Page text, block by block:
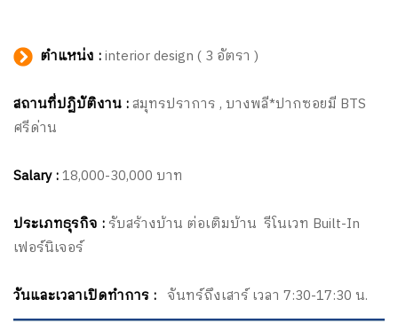
ตำแหน่ง :interior design ( 3 อัตรา )
สถานที่ปฏิบัติงาน :สมุทรปราการ , บางพลี*ปากซอยมี BTS
ศรีด่าน
Salary :18,000-30,000 บาท
ประเภทธุรกิจ :รับสร้างบ้าน ต่อเติมบ้าน รีโนเวท Built-In
เฟอร์นิเจอร์
วันและเวลาเปิดทำการ : จันทร์ถึงเสาร์ เวลา 7:30-17:30 น.